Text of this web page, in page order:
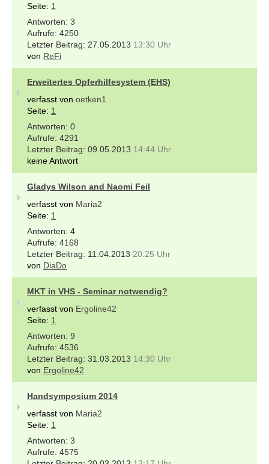
Seite: 1
3
4250
27.05.2013 13:30 Uhr
von ReFi
Erweitertes Opferhilfesystem (EHS)
verfasst von oetken1
Seite: 1
0
4291
09.05.2013 14:44 Uhr
keine Antwort
Gladys Wilson and Naomi Feil
verfasst von Maria2
Seite: 1
4
4168
11.04.2013 20:25 Uhr
von DiaDo
MKT in VHS - Seminar notwendig?
verfasst von Ergoline42
Seite: 1
9
4536
31.03.2013 14:30 Uhr
von Ergoline42
Handsymposium 2014
verfasst von Maria2
Seite: 1
3
4575